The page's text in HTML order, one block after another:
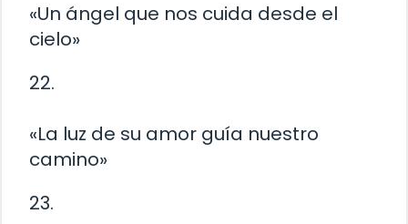
«Un ángel que nos cuida desde el
cielo»
22.
«La luz de su amor guía nuestro
camino»
23.